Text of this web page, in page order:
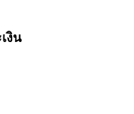
งิน